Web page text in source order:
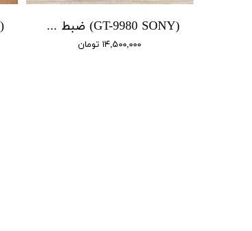
(GT-9980 SONY) ضبط صدا سونی / باتری دار 4 روز شارژ / سنسور دار / 16 گیگ
۱۴,۵۰۰,۰۰۰ تومان